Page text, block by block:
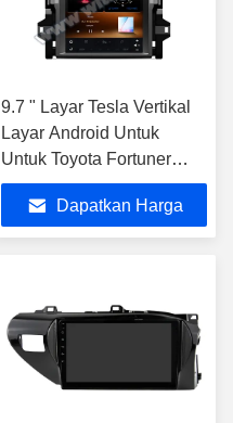
9.7 " Layar Tesla Vertikal
Layar Android Untuk
Untuk Toyota Fortuner
2017-2022 Mobil
Multimedia Stereo
Dapatkan Harga